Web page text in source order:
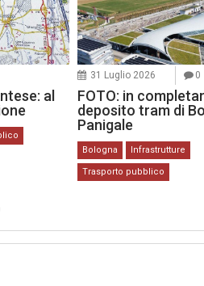
al
31 Luglio 2026 0
FOTO: in
deposito tram di
Panigale
Bologna Infrastrutture
Trasporto pubblico